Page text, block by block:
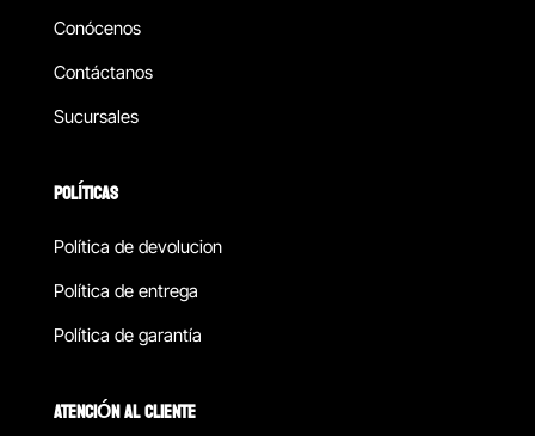
Conócenos
Contáctanos
Sucursales
POLÍTICAS
Política de devolucion
Política de entrega
Política de garantía
ATENCIÓN AL CLIENTE